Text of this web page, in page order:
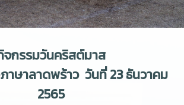
จกรรมวันคริสต์มาส
าษาลาดพร้าว วันที่ 23 ธันวาคม
2565